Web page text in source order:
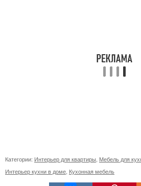
Категории: Интерьер для квартиры Мебель для
Интерьер кухни в доме Кухонная мебель